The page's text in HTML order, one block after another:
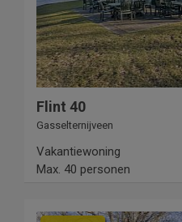
Flint 40
Gasselternijveen
Vakantiewoning
Max. 40 personen